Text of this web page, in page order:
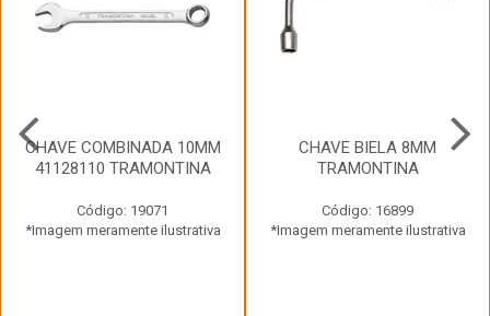
CHAVE COMBINADA 10MM
41128110 TRAMONTINA
Código: 19071
*Imagem meramente ilustrativa
CHAVE BIELA 8MM
TRAMONTINA
Código: 16899
*Imagem meramente ilustrativa